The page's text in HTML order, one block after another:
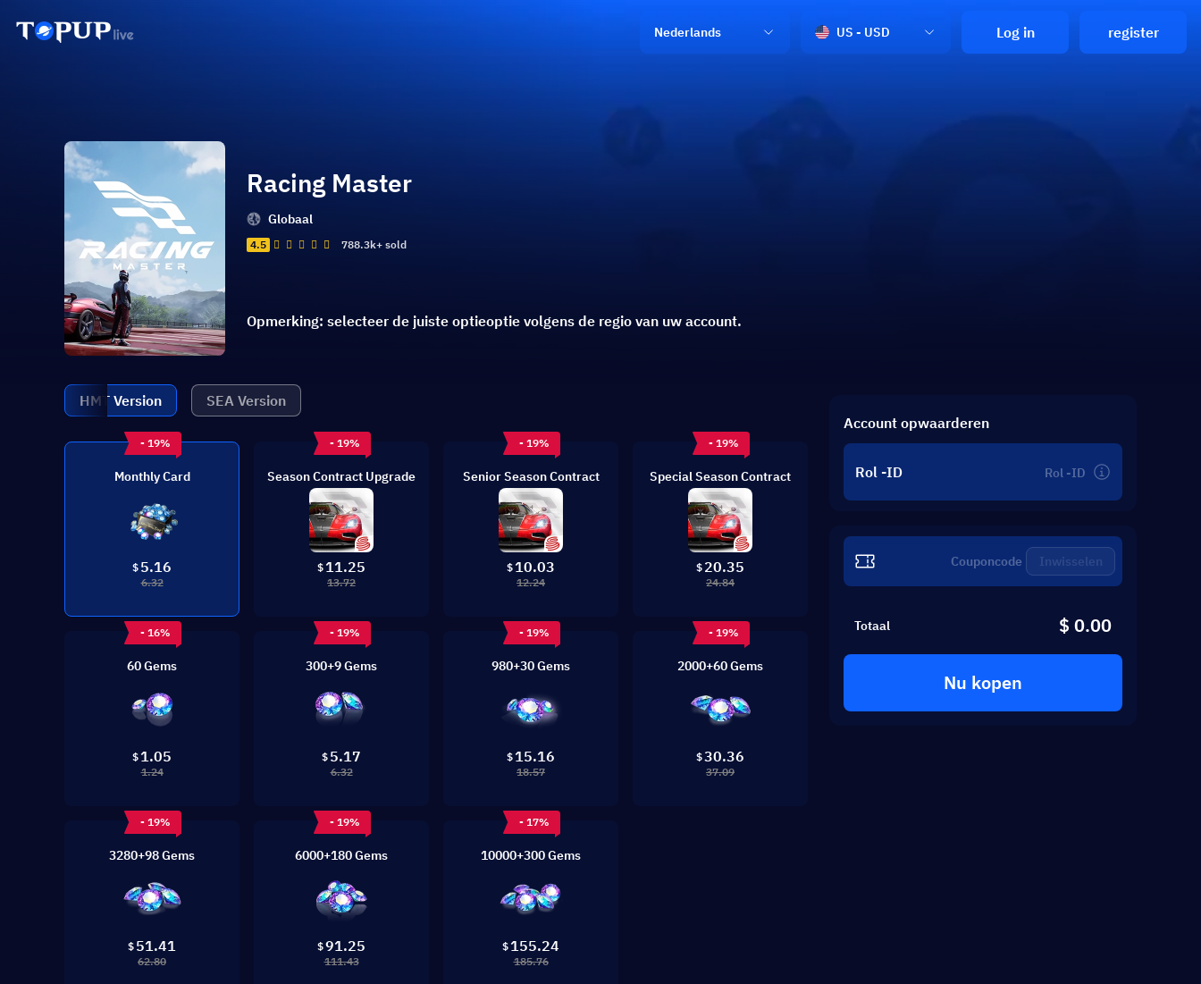
Nederlands US - USD Log in register
Racing Master
Globaal
4.5 788.3k+ sold
Opmerking: selecteer de juiste optieoptie volgens de regio van uw account.
HMT Version SEA Version
- 19%
Monthly Card
$ 5.16
6.32
- 19%
Season Contract Upgrade
$ 11.25
13.72
- 19%
Senior Season Contract
$ 10.03
12.24
- 19%
Special Season Contract
$ 20.35
24.84
- 16%
60 Gems
$ 1.05
1.24
- 19%
300+9 Gems
$ 5.17
6.32
- 19%
980+30 Gems
$ 15.16
18.57
- 19%
2000+60 Gems
$30.36
37.09
- 19%
3280+98 Gems
$ 51.41
62.80
- 19%
6000+180 Gems
$91.25
111.43
- 17%
10000+300 Gems
$ 155.24
185.76
Account opwaarderen
Rol -ID
Inwisselen
Totaal $ 0.00
Nu kopen